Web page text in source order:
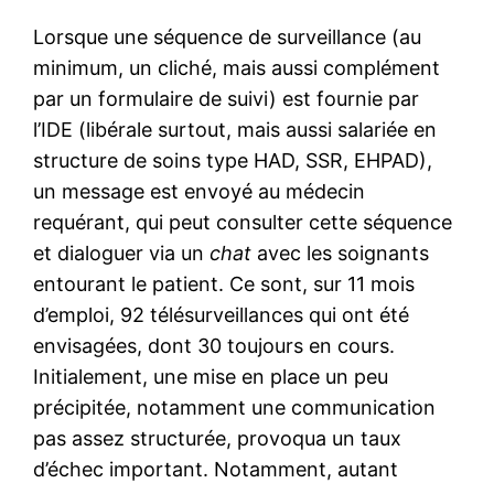
Lorsque une séquence de surveillance (au
minimum, un cliché, mais aussi complément
par un formulaire de suivi) est fournie par
l’IDE (libérale surtout, mais aussi salariée en
structure de soins type HAD, SSR, EHPAD),
un message est envoyé au médecin
requérant, qui peut consulter cette séquence
et dialoguer via unchat avec les soignants
entourant le patient. Ce sont, sur 11 mois
d’emploi, 92 télésurveillances qui ont été
envisagées, dont 30 toujours en cours.
Initialement, une mise en place un peu
précipitée, notamment une communication
pas assez structurée, provoqua un taux
d’échec important. Notamment, autant